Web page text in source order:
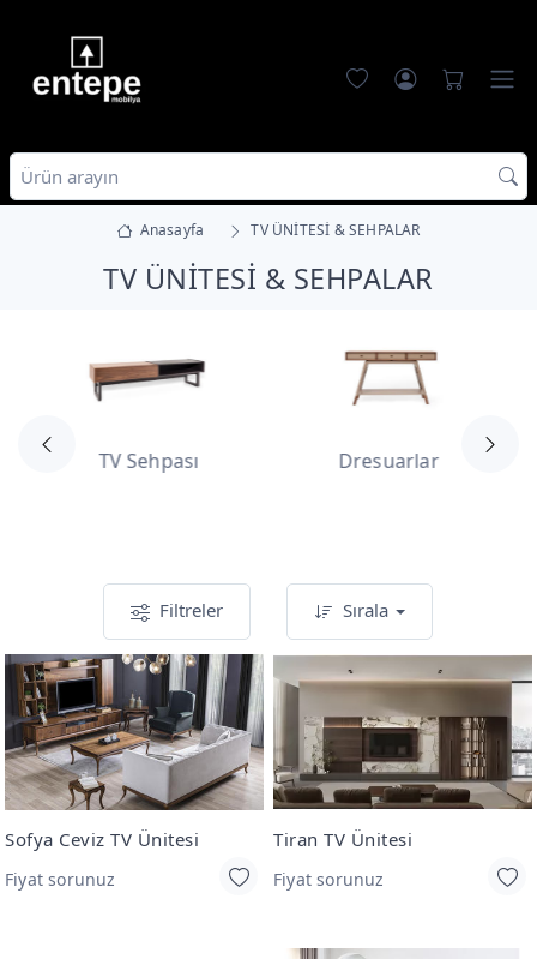
Anasayfa TV ÜNİTESİ & SEHPALAR
TV ÜNİTESİ & SEHPALAR
TV Sehpası Dresuarlar
Filtreler Sırala
Sofya Ceviz TV Ünitesi
Fiyat sorunuz
Tiran TV Ünitesi
Fiyat sorunuz